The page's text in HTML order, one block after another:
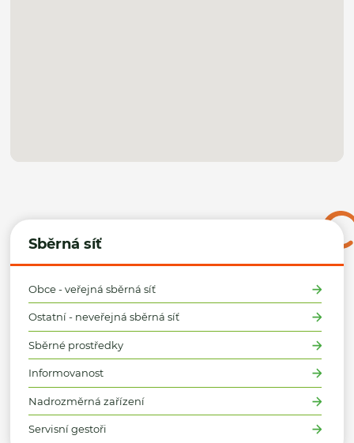
Sběrná síť
Obce - veřejná sběrná síť
Ostatní - neveřejná sběrná síť
Sběrné prostředky
Informovanost
Nadrozměrná zařízení
Servisní gestoři